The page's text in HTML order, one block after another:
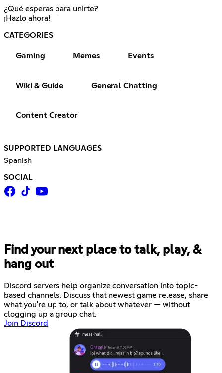
¿Qué esperas para unirte?
¡Hazlo ahora!
CATEGORIES
Gaming Memes Events
Wiki & Guide General Chatting
Content Creator
SUPPORTED LANGUAGES
Spanish
SOCIAL
Find your next place to talk, play, &
hang out
Discord servers help organize conversation into topic-
based channels. Discuss that newest game release, share
what you're up to, or talk about whatever — without
clogging up a group chat.
Join Discord